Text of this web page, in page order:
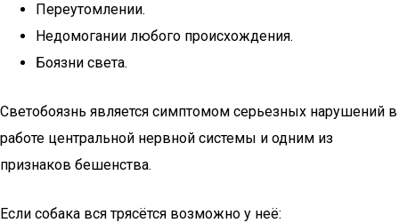
Переутомлении.
Недомогании любого происхождения.
Боязни света.
Светобоязнь является симптомом серьезных нарушений в
работе центральной нервной системы и одним из
признаков бешенства.
Если собака вся трясётся возможно у неё: